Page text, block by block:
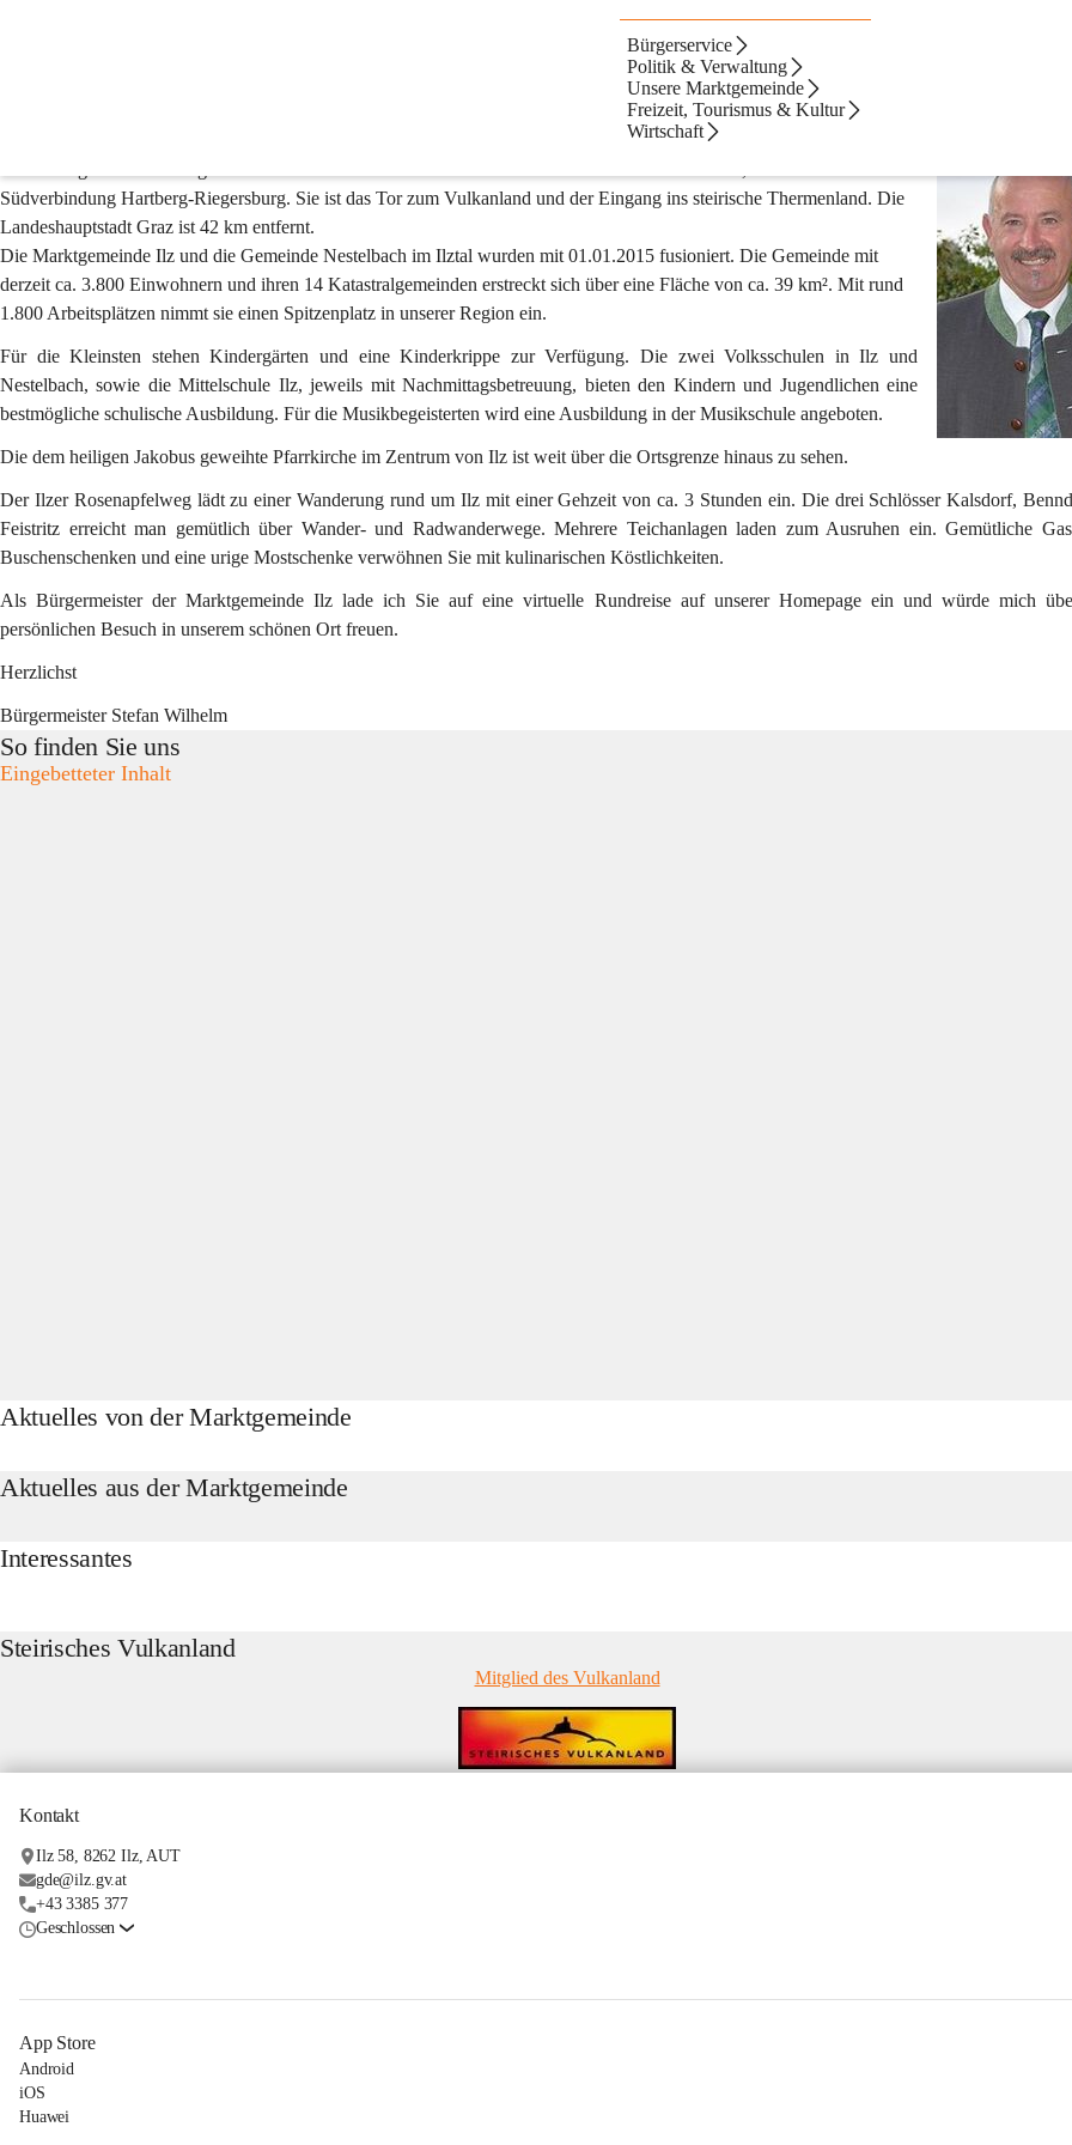
Bürgerservice
Politik & Verwaltung
Unsere Marktgemeinde
Freizeit, Tourismus & Kultur
Wirtschaft
Südverbindung Hartberg-Riegersburg. Sie ist das Tor zum Vulkanland und der Eingang ins steirische Thermenland. Die
Landeshauptstadt Graz ist 42 km entfernt.
Die Marktgemeinde Ilz und die Gemeinde Nestelbach im Ilztal wurden mit 01.01.2015 fusioniert. Die Gemeinde mit
derzeit ca. 3.800 Einwohnern und ihren 14 Katastralgemeinden erstreckt sich über eine Fläche von ca. 39 km². Mit rund
1.800 Arbeitsplätzen nimmt sie einen Spitzenplatz in unserer Region ein.
Für die Kleinsten stehen Kindergärten und eine Kinderkrippe zur Verfügung. Die zwei Volksschulen in Ilz und
Nestelbach, sowie die Mittelschule Ilz, jeweils mit Nachmittagsbetreuung, bieten den Kindern und Jugendlichen eine
bestmögliche schulische Ausbildung. Für die Musikbegeisterten wird eine Ausbildung in der Musikschule angeboten.
Die dem heiligen Jakobus geweihte Pfarrkirche im Zentrum von Ilz ist weit über die Ortsgrenze hinaus zu sehen.
Der Ilzer Rosenapfelweg lädt zu einer Wanderung rund um Ilz mit einer Gehzeit von ca. 3 Stunden ein. Die drei Schlösser Kalsdorf,
Feistritz erreicht man gemütlich über Wander- und Radwanderwege. Mehrere Teichanlagen laden zum Ausruhen ein. Gemütliche
Buschenschenken und eine urige Mostschenke verwöhnen Sie mit kulinarischen Köstlichkeiten.
Als Bürgermeister der Marktgemeinde Ilz lade ich Sie auf eine virtuelle Rundreise auf unserer Homepage ein und würde mich
persönlichen Besuch in unserem schönen Ort freuen.
Herzlichst
Bürgermeister Stefan Wilhelm
So finden Sie uns
Eingebetteter Inhalt
Aktuelles von der Marktgemeinde
Aktuelles aus der Marktgemeinde
Interessantes
Steirisches Vulkanland
Mitglied des Vulkanland
Kontakt
Ilz 58, 8262 Ilz, AUT
gde@ilz.gv.at
+43 3385 377
Geschlossen
App Store
Android
iOS
Huawei